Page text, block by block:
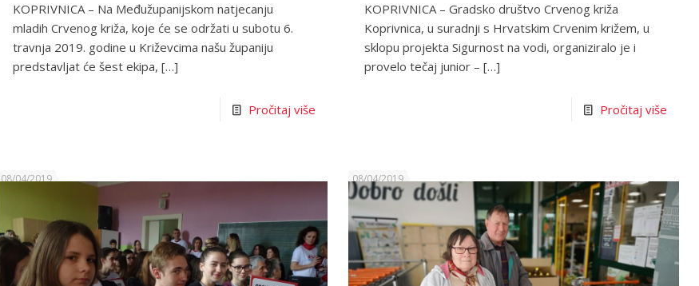
KOPRIVNICA – Na Međužupanijskom natjecanju
mladih Crvenog križa, koje će se održati u subotu 6.
travnja 2019. godine u Križevcima našu županiju
predstavljat će šest ekipa, […]
Pročitaj više
KOPRIVNICA – Gradsko društvo Crvenog križa
Koprivnica, u suradnji s Hrvatskim Crvenim križem, u
sklopu projekta Sigurnost na vodi, organiziralo je i
provelo tečaj junior – […]
Pročitaj više
08/04/2019 08/04/2019